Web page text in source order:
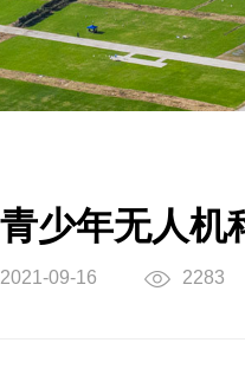
少年无人机
2021-09-16 2283